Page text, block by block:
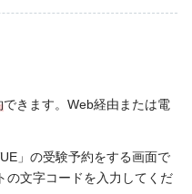
できます。Web経由または電
」の受験予約をする画面で
の文字コードを入力してくだ